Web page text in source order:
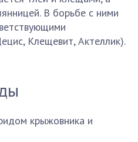
В борьбе с ними
Клещевит, Актеллик).
крыжовника и